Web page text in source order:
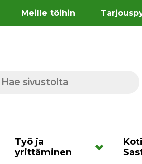
Meille töihin
Työ ja
yrittäminen
Koti